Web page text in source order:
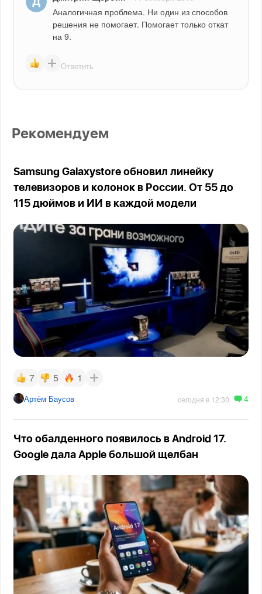
Аналогичная проблема. Ни один из способов
решения не помогает. Помогает только откат
на 9.
Ответить
Рекомендуем
Samsung Galaxystore обновил линейку
телевизоров и колонок в России. От 55 до
115 дюймов и ИИ в каждой модели
7 5 1
Артём Баусов сегодня в 12:30 4
Что обалденного появилось в Android 17.
Google дала Apple большой щелбан